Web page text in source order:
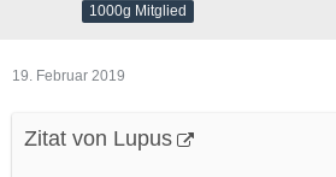
1000g Mitglied
19. Februar 2019
Zitat von Lupus